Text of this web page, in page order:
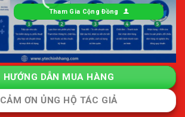
Tham Gia Cộng Đồng
HƯỚNG DẪN MUA HÀNG
CẢM ƠN ỦNG HỘ TÁC GIẢ